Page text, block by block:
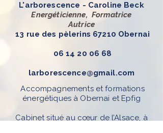
L'arborescence - Caroline Beck
Energéticienne, Formatrice
Autrice
13 rue des pèlerins 67210 Obernai
06 14 20 06 68
larborescence@gmail.com
Accompagnements et formations
énergétiques à Obernai et Epfig
Cabinet situé au cœur de l’Alsace, à